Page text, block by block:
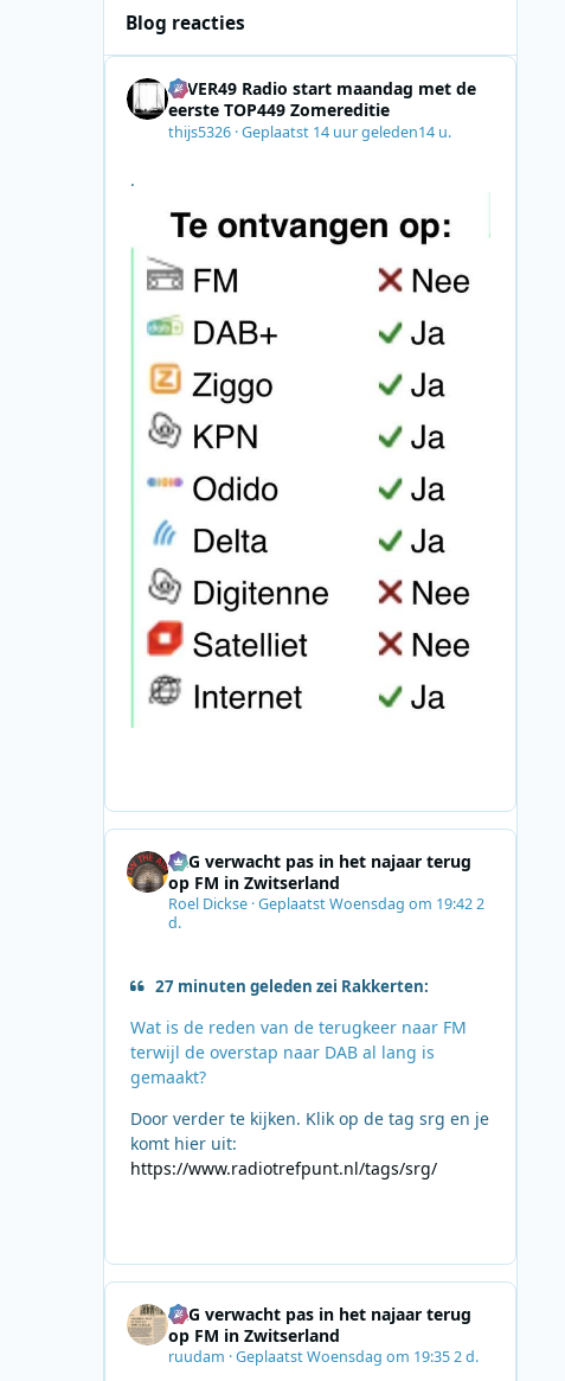
Blog reacties
4EVER49 Radio start maandag met de
eerste TOP449 Zomereditie
thijs5326·Geplaatst 14 uur geleden14 u.
.
SRG verwacht pas in het najaar terug
op FM in Zwitserland
Roel Dickse·GeplaatstWoensdag om 19:422
d.
27 minuten geleden zei Rakkerten:
Wat is de reden van de terugkeer naar FM
terwijl de overstap naar DAB al lang is
gemaakt?
Door verder te kijken. Klik op de tag srg en je
komt hier uit:
https://www.radiotrefpunt.nl/tags/srg/
SRG verwacht pas in het najaar terug
op FM in Zwitserland
ruudam ·GeplaatstWoensdag om 19:352 d.